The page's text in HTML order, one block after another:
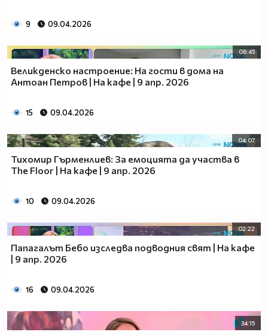
9 09.04.2026
06:45
Великденско настроение: На гости в дома на
Антоан Петров | На кафе | 9 апр. 2026
15 09.04.2026
04:07
Тихомир Гърменлиев: За емоцията да участва в
The Floor | На кафе | 9 апр. 2026
10 09.04.2026
02:22
Папагалът Бебо изследва подводния свят | На кафе
| 9 апр. 2026
16 09.04.2026
34:15